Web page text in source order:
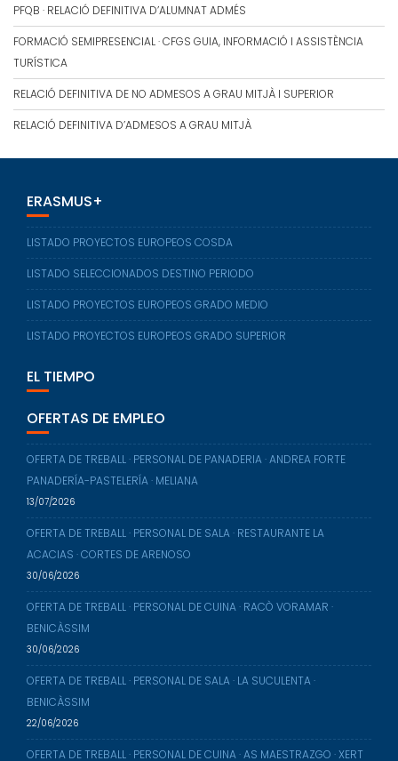
PFQB · RELACIÓ DEFINITIVA D’ALUMNAT ADMÉS
FORMACIÓ SEMIPRESENCIAL · CFGS GUIA, INFORMACIÓ I ASSISTÈNCIA
TURÍSTICA
RELACIÓ DEFINITIVA DE NO ADMESOS A GRAU MITJÀ I SUPERIOR
RELACIÓ DEFINITIVA D’ADMESOS A GRAU MITJÀ
ERASMUS+
LISTADO PROYECTOS EUROPEOS COSDA
LISTADO SELECCIONADOS DESTINO PERIODO
LISTADO PROYECTOS EUROPEOS GRADO MEDIO
LISTADO PROYECTOS EUROPEOS GRADO SUPERIOR
EL TIEMPO
OFERTAS DE EMPLEO
OFERTA DE TREBALL · PERSONAL DE PANADERIA · ANDREA FORTE
PANADERÍA-PASTELERÍA · MELIANA
13/07/2026
OFERTA DE TREBALL · PERSONAL DE SALA · RESTAURANTE LA
ACACIAS · CORTES DE ARENOSO
30/06/2026
OFERTA DE TREBALL · PERSONAL DE CUINA · RACÒ VORAMAR ·
BENICÀSSIM
30/06/2026
OFERTA DE TREBALL · PERSONAL DE SALA · LA SUCULENTA ·
BENICÀSSIM
22/06/2026
OFERTA DE TREBALL · PERSONAL DE CUINA · AS MAESTRAZGO · XERT